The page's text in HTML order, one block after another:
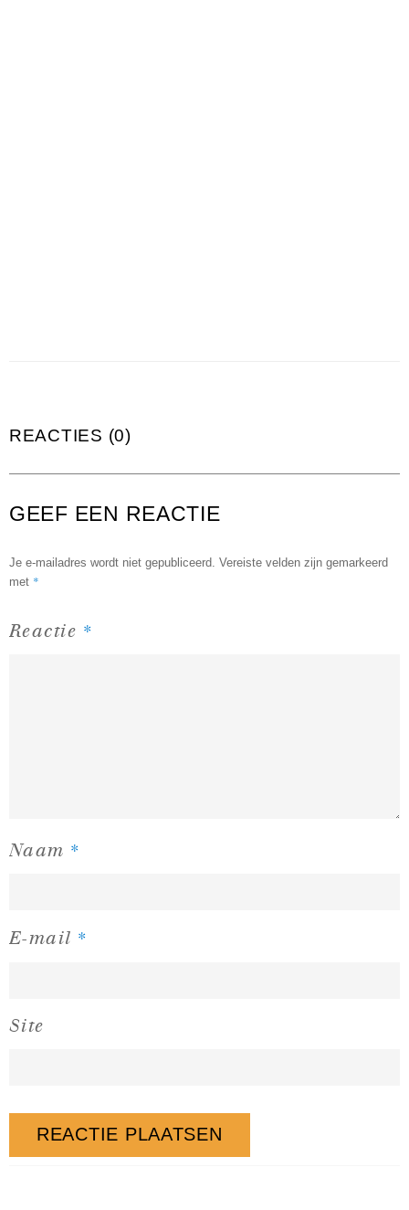
REACTIES (0)
GEEF EEN REACTIE
Je e-mailadres wordt niet gepubliceerd. Vereiste velden zijn gemarkeerd
met *
Reactie *
Naam *
E-mail *
Site